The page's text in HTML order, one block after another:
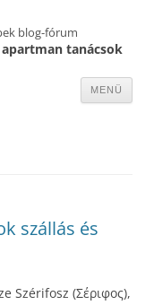
blog-fórum
tanácsok
MENÜ
szállás és
Szérifosz (Σέριφος),